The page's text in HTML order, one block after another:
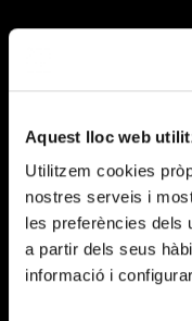
Aquest lloc web
Utilitzem cookies
nostres serveis i
les preferències dels
a partir dels seus
informació i